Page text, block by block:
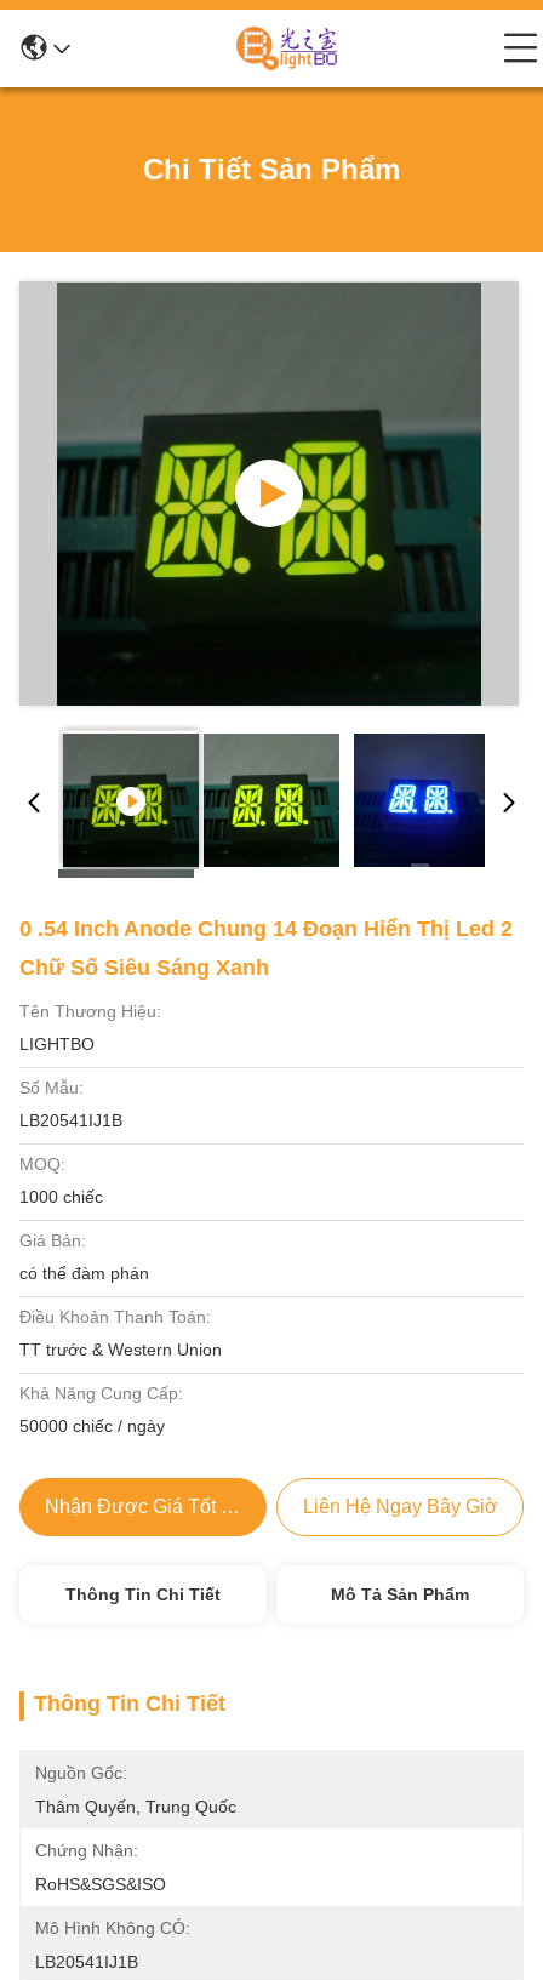
Chi Tiết Sản Phẩm
0 .54 Inch Anode Chung 14 Đoạn Hiển Thị Led 2
Chữ Số Siêu Sáng Xanh
Tên Thương Hiệu:
LIGHTBO
Số Mẫu:
LB20541IJ1B
MOQ:
1000 chiếc
Giá Bán:
có thể đàm phán
Điều Khoản Thanh Toán:
TT trước & Western Union
Khả Năng Cung Cấp:
50000 chiếc / ngày
Nhận Được Giá Tốt Nhất Liên Hệ Ngay Bây Giờ
Thông Tin Chi Tiết Mô Tả Sản Phẩm
Thông Tin Chi Tiết
Nguồn Gốc:
Thâm Quyến, Trung Quốc
Chứng Nhận:
RoHS&SGS&ISO
Mô Hình Không CÓ:
LB20541IJ1B